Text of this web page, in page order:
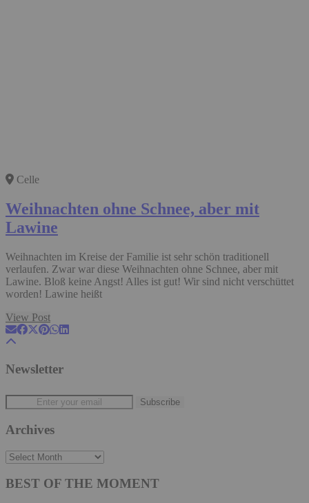
Celle
Weihnachten ohne Schnee, aber mit
Lawine
Weihnachten im Kreise der Familie ist sehr schön traditionell
verlaufen. Zwar war diese Weihnachten ohne Schnee, aber mit
Lawine. Bloß keine Angst! Alles ist gut! Wir sind nicht verschüttet
worden! Lawine heißt
View Post
Newsletter
Archives
Archives
BEST OF THE MOMENT